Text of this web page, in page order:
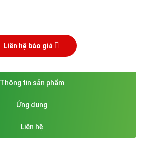
Liên hệ báo giá
Thông tin sản phẩm
Ứng dụng
Liên hệ